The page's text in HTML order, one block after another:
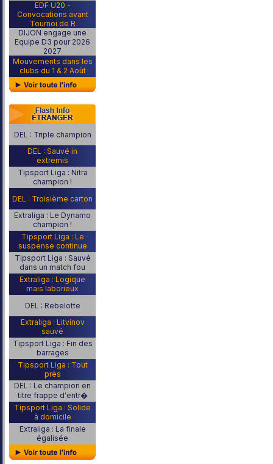
EDF U20 -
Convocations avant
Tournoi de R
DIJON engage une
Equipe D3 pour 2026
2027
Mouvements dans les
clubs du 1 & 2 Août
DEL : Triple champion
DEL : Sauvé in
extremis
Tipsport Liga : Nitra
champion !
DEL : Troisième carton
Extraliga : Le Dynamo
champion !
Tipsport Liga : Le
suspense continue
Tipsport Liga : Sauvé
dans un match fou
Extraliga : Logique
mais laborieux
DEL : Rebelotte
Extraliga : Litvínov
sauvé
Tipsport Liga : Fin des
barrages
Tipsport Liga : Tout
près
DEL : Le champion en
titre frappe d'entr�
Tipsport Liga : Solide
à domicile
Extraliga : La finale
égalisée